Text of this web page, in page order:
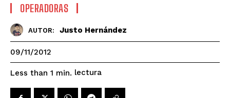
OPERADORAS
AUTOR: Justo Hernández
09/11/2012
Less than 1 min. lectura